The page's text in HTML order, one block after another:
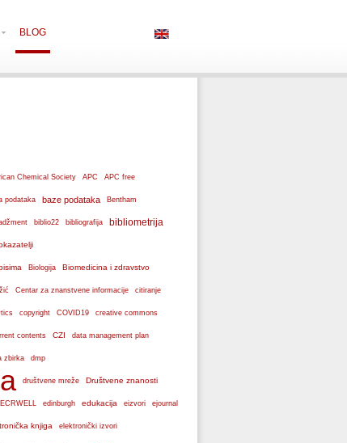
BLOG
Chemical Society APC APC free
podataka baze podataka Bentham
biblio22 bibliografija bibliometrija
Biologija Biomedicina i zdravstvo
Centar za znanstvene informacije citiranje
copyright COVID19 creative commons
contents CZI data management plan
zbirka dmp
društvene mreže Društvene znanosti
ECRWELL edinburgh edukacija eizvori ejournal
knjiga elektronički izvori